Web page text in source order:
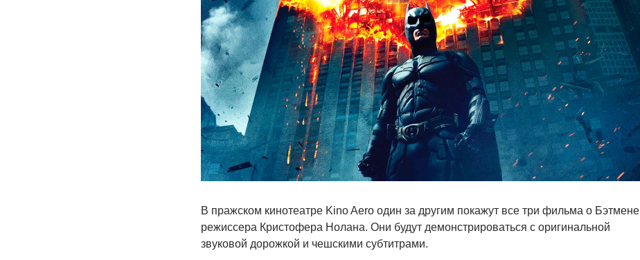
В пражском кинотеатре Kino Aero один за другим покажут все три фильма о Бэтмене
режиссера Кристофера Нолана. Они будут демонстрироваться с оригинальной
звуковой дорожкой и чешскими субтитрами.